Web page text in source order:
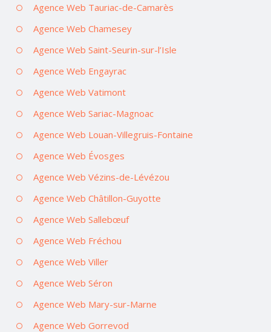
Agence Web Tauriac-de-Camarès
Agence Web Chamesey
Agence Web Saint-Seurin-sur-l’Isle
Agence Web Engayrac
Agence Web Vatimont
Agence Web Sariac-Magnoac
Agence Web Louan-Villegruis-Fontaine
Agence Web Évosges
Agence Web Vézins-de-Lévézou
Agence Web Châtillon-Guyotte
Agence Web Sallebœuf
Agence Web Fréchou
Agence Web Viller
Agence Web Séron
Agence Web Mary-sur-Marne
Agence Web Gorrevod